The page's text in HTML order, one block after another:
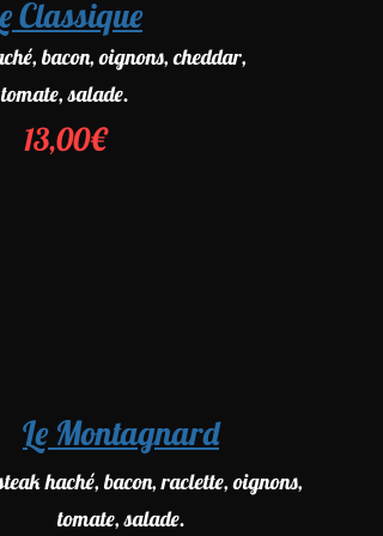
Classique
bacon, oignons, cheddar,
tomate, salade.
13,00€
Le Montagnard
haché, bacon, raclette, oignons,
tomate, salade.